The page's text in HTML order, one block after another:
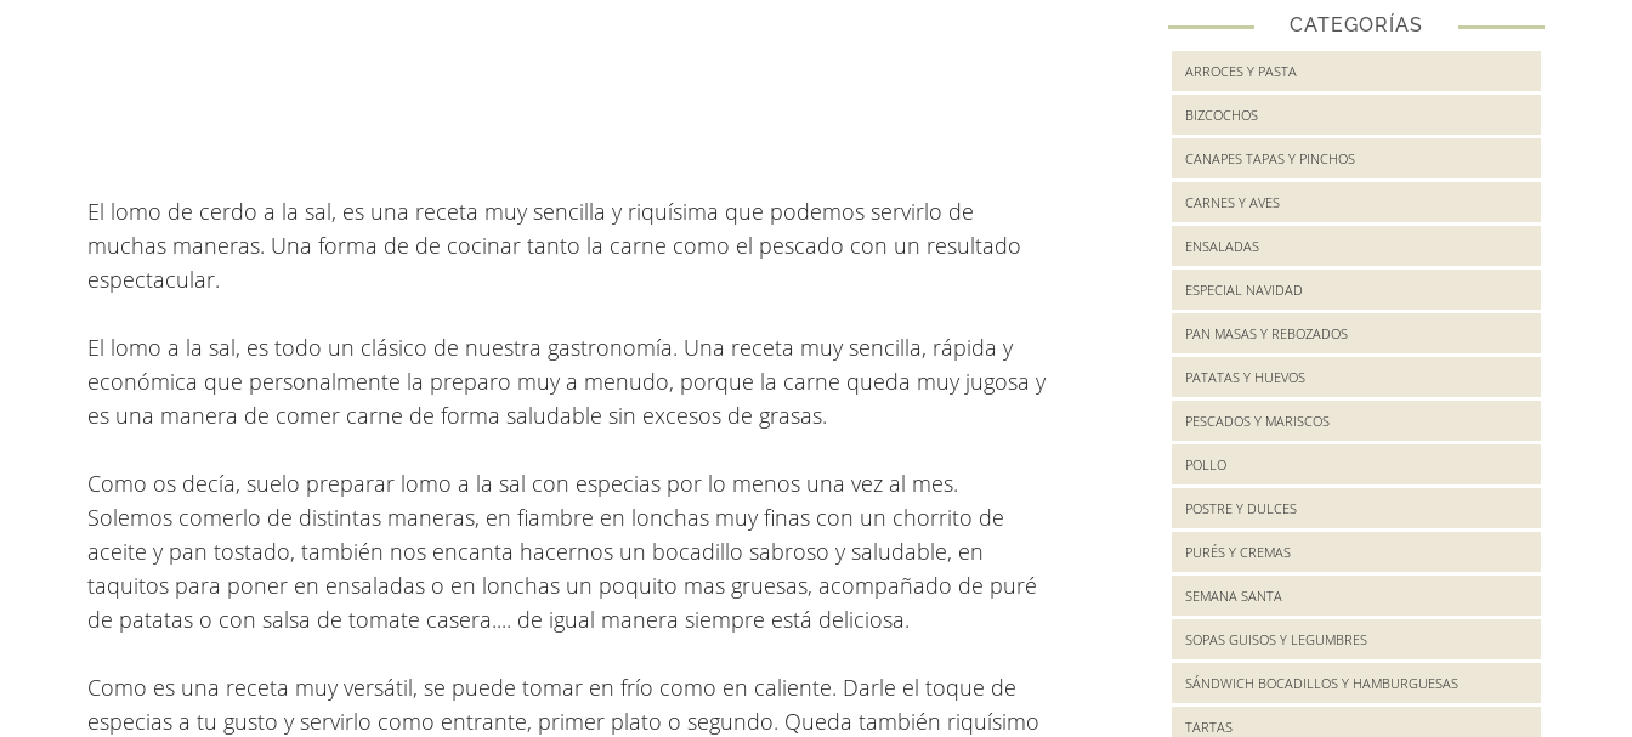
El lomo de cerdo a la sal, es una receta muy sencilla y riquísima que podemos servirlo de
muchas maneras. Una forma de de cocinar tanto la carne como el pescado con un resultado
espectacular.
El lomo a la sal, es todo un clásico de nuestra gastronomía. Una receta muy sencilla, rápida y
económica que personalmente la preparo muy a menudo, porque la carne queda muy jugosa y
es una manera de comer carne de forma saludable sin excesos de grasas.
Como os decía, suelo preparar lomo a la sal con especias por lo menos una vez al mes.
Solemos comerlo de distintas maneras, en fiambre en lonchas muy finas con un chorrito de
aceite y pan tostado, también nos encanta hacernos un bocadillo sabroso y saludable, en
taquitos para poner en ensaladas o en lonchas un poquito mas gruesas, acompañado de puré
de patatas o con salsa de tomate casera.... de igual manera siempre está deliciosa.
Como es una receta muy versátil, se puede tomar en frío como en caliente. Darle el toque de
especias a tu gusto y servirlo como entrante, primer plato o segundo. Queda también riquísimo
CATEGORÍAS
ARROCES Y PASTA
BIZCOCHOS
CANAPES TAPAS Y PINCHOS
CARNES Y AVES
ENSALADAS
ESPECIAL NAVIDAD
PAN MASAS Y REBOZADOS
PATATAS Y HUEVOS
PESCADOS Y MARISCOS
POLLO
POSTRE Y DULCES
PURÉS Y CREMAS
SEMANA SANTA
SOPAS GUISOS Y LEGUMBRES
SÁNDWICH BOCADILLOS Y HAMBURGUESAS
TARTAS